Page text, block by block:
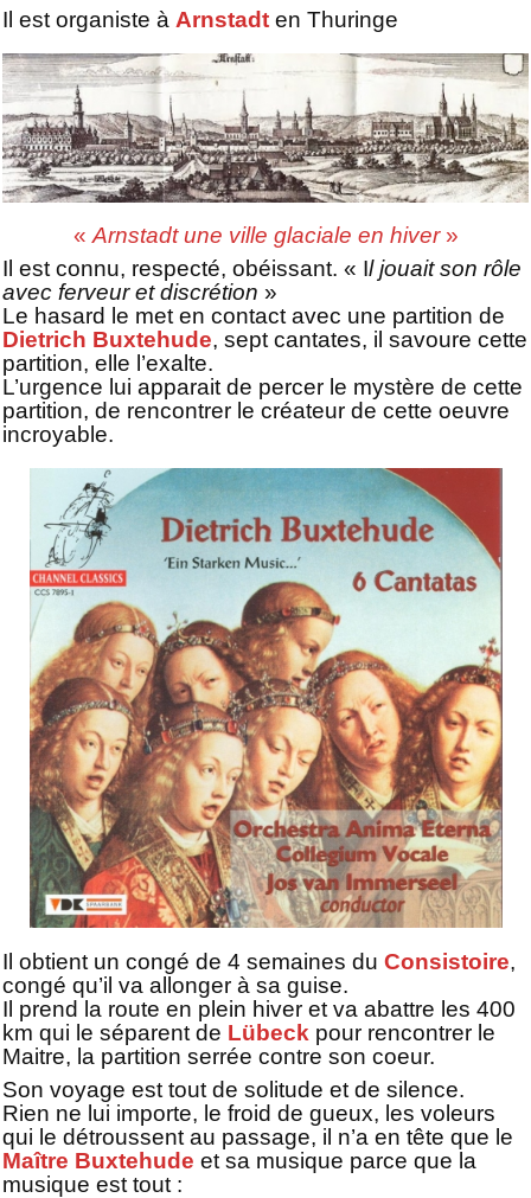
Il est organiste à Arnstadt en Thuringe
« Arnstadt une ville glaciale en hiver»
Il est connu, respecté, obéissant. « Il jouait son rôle
avec ferveur et discrétion »
Le hasard le met en contact avec une partition de
Dietrich Buxtehude, sept cantates, il savoure cette
partition, elle l’exalte.
L’urgence lui apparait de percer le mystère de cette
partition, de rencontrer le créateur de cette oeuvre
incroyable.
Il obtient un congé de 4 semaines du Consistoire,
congé qu’il va allonger à sa guise.
Il prend la route en plein hiver et va abattre les 400
km qui le séparent de Lübeck pour rencontrer le
Maitre, la partition serrée contre son coeur.
Son voyage est tout de solitude et de silence.
Rien ne lui importe, le froid de gueux, les voleurs
qui le détroussent au passage, il n’a en tête que le
Maître Buxtehude et sa musique parce que la
musique est tout :